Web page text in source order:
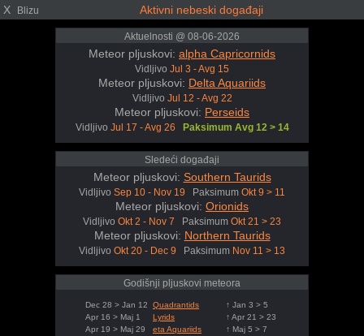
X Blizu Aktivni nebeski događaji
Aktuelnosti @ 08-06-2026
Meteor pljuskovi: alpha Capricornids
Vidljivo Jul 3 - Avg 15
Meteor pljuskovi: Delta Aquariids
Vidljivo Jul 12 - Avg 22
Meteor pljuskovi: Perseids
Vidljivo Jul 17 - Avg 26 Paksimum Avg 12 > 14
Sledeći događaji
Meteor pljuskovi: Southern Taurids
Vidljivo Sep 10 - Nov 19 Paksimum Okt 9 > 11
Meteor pljuskovi: Orionids
Vidljivo Okt 2 - Nov 7 Paksimum Okt 21 > 23
Meteor pljuskovi: Northern Taurids
Vidljivo Okt 20 - Dec 9 Paksimum Nov 11 > 13
Godišnji pljuskovi meteora
Dec 28 > Jan 12 Quadrantids
↑ Jan 3 > 5
Apr 16 > Maj 1
Lyrids
↑ Apr 21 > 23
Apr 19 > Maj 29
eta Aquariids
↑ Maj 5 > 7